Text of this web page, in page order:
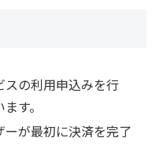
スの利用申込みを行
す。
ーが最初に決済を完了